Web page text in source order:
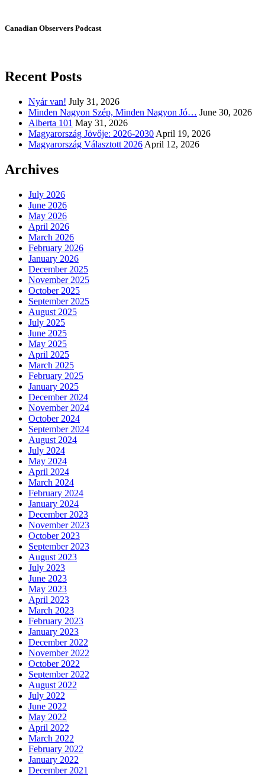
Canadian Observers Podcast
Recent Posts
Nyár van! July 31, 2026
Minden Nagyon Szép, Minden Nagyon Jó… June 30, 2026
Alberta 101 May 31, 2026
Magyarország Jövője: 2026-2030 April 19, 2026
Magyarország Választott 2026 April 12, 2026
Archives
July 2026
June 2026
May 2026
April 2026
March 2026
February 2026
January 2026
December 2025
November 2025
October 2025
September 2025
August 2025
July 2025
June 2025
May 2025
April 2025
March 2025
February 2025
January 2025
December 2024
November 2024
October 2024
September 2024
August 2024
July 2024
May 2024
April 2024
March 2024
February 2024
January 2024
December 2023
November 2023
October 2023
September 2023
August 2023
July 2023
June 2023
May 2023
April 2023
March 2023
February 2023
January 2023
December 2022
November 2022
October 2022
September 2022
August 2022
July 2022
June 2022
May 2022
April 2022
March 2022
February 2022
January 2022
December 2021